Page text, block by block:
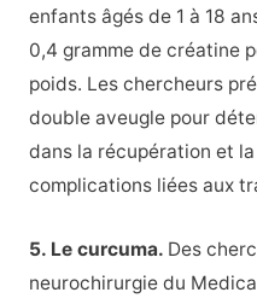
enfants âgés de 1 à 18
0,4 gramme de créatine
poids. Les chercheurs
double aveugle pour
dans la récupération et
complications liées aux
5. Le curcuma. Des
neurochirurgie du